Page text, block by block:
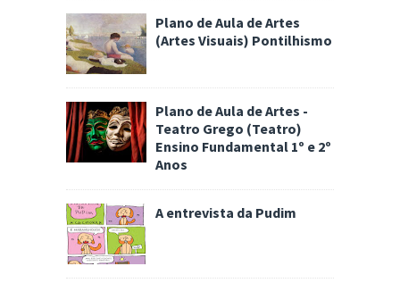
Plano de Aula de Artes
(Artes Visuais) Pontilhismo
Plano de Aula de Artes -
Teatro Grego (Teatro)
Ensino Fundamental 1º e 2º
Anos
A entrevista da Pudim